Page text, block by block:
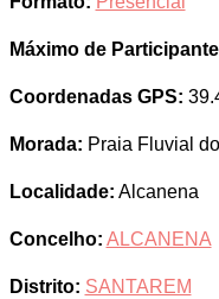
Máximo de
Coordenadas GPS:
Morada: Praia Fluvial
Localidade: Alcanena
Concelho: ALCANENA
Distrito: SANTAREM